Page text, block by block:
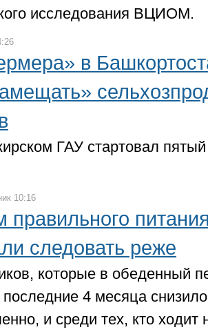
исследования ВЦИОМ.
в
ГАУ стартовал
10:16
правильного
следовать реже
которые в обеденный
4 месяца
и среди тех, кто ходит